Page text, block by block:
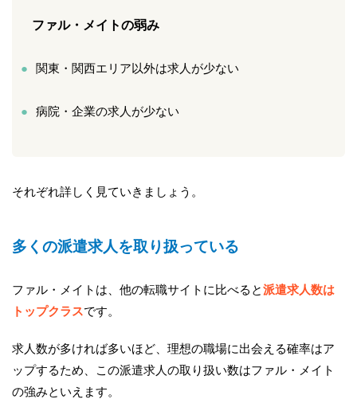
ファル・メイトの弱み
関東・関西エリア以外は求人が少ない
病院・企業の求人が少ない
それぞれ詳しく見ていきましょう。
多くの派遣求人を取り扱っている
ファル・メイトは、他の転職サイトに比べると派遣求人数は
トップクラスです。
求人数が多ければ多いほど、理想の職場に出会える確率はア
ップするため、この派遣求人の取り扱い数はファル・メイト
の強みといえます。